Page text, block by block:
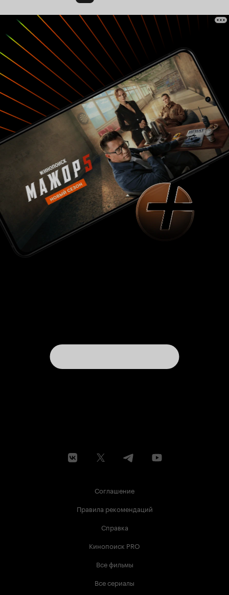
Соглашение
Правила рекомендаций
Справка
Кинопоиск PRO
Все фильмы
Все сериалы